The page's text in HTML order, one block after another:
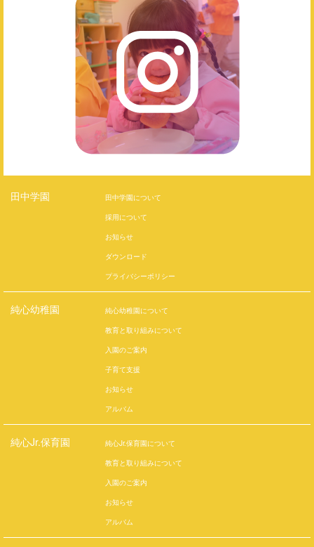
田中学園
田中学園について
採用について
お知らせ
ダウンロード
プライバシーポリシー
純心幼稚園
純心幼稚園について
教育と取り組みについて
入園のご案内
子育て支援
お知らせ
アルバム
純心Jr.保育園
純心Jr.保育園について
教育と取り組みについて
入園のご案内
お知らせ
アルバム